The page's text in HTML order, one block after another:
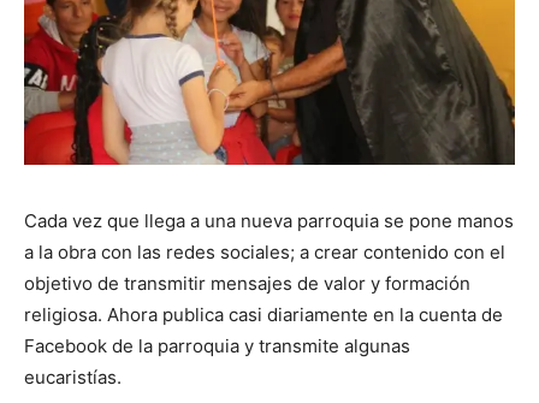
Cada vez que llega a una nueva parroquia se pone manos
a la obra con las redes sociales; a crear contenido con el
objetivo de transmitir mensajes de valor y formación
religiosa. Ahora publica casi diariamente en la cuenta de
Facebook de la parroquia y transmite algunas
eucaristías.